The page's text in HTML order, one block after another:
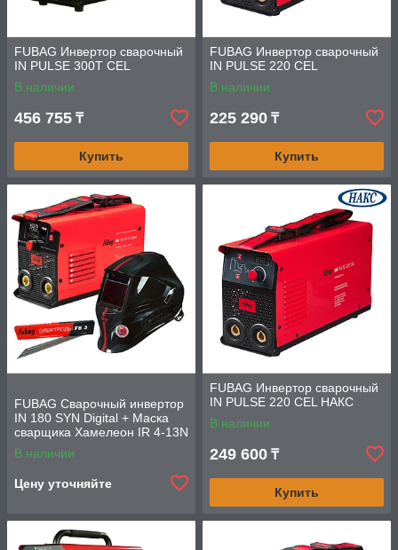
FUBAG Инвертор сварочный
IN PULSE 300T CEL
В наличии
456 755 ₸
Купить
FUBAG Инвертор сварочный
IN PULSE 220 CEL
В наличии
225 290 ₸
Купить
FUBAG Сварочный инвертор
IN 180 SYN Digital + Маска
сварщика Хамелеон IR 4-13N
M + Электрод сварочный с
В наличии
Цену уточняйте
FUBAG Инвертор сварочный
IN PULSE 220 CEL НАКС
В наличии
249 600 ₸
Купить